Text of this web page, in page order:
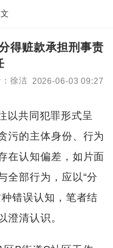
得赃款承担刑事责
徐洁 2026-06-03 09:27
以共同犯罪形式呈
污的主体身份、行为
在认知偏差，如片面
全部行为，应以“分
错误认知，笔者结
澄清认识。